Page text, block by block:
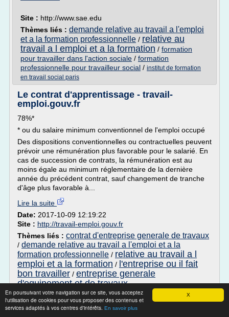
X
En poursuivant votre navigation sur ce site, vous acceptez
l'utilisation de cookies pour vous proposer des contenus et
services adaptés à vos centres d'intérêts. En savoir plus
Site : http://www.sae.edu
Thèmes liés : demande relative au travail a l'emploi
et a la formation professionnelle / relative au
travail a l emploi et a la formation / formation
pour travailler dans l'action sociale / formation
professionnelle pour travailleur social / institut de formation
en travail social paris
Le contrat d'apprentissage - travail-
emploi.gouv.fr
78%*
* ou du salaire minimum conventionnel de l'emploi occupé
Des dispositions conventionnelles ou contractuelles peuvent
prévoir une rémunération plus favorable pour le salarié. En
cas de succession de contrats, la rémunération est au
moins égale au minimum réglementaire de la dernière
année du précédent contrat, sauf changement de tranche
d'âge plus favorable à...
Lire la suite
Date: 2017-10-09 12:19:22
Site : http://travail-emploi.gouv.fr
Thèmes liés : contrat d'entreprise generale de travaux
/ demande relative au travail a l'emploi et a la
formation professionnelle / relative au travail a l
emploi et a la formation / l'entreprise ou il fait
bon travailler / entreprise generale
d'equipement et de travaux
LOI - WET